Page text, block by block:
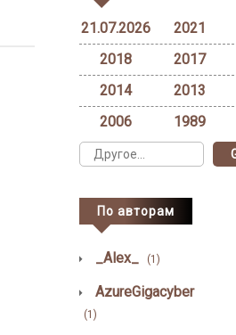
21.07.2026 2021
2018
2017
2014
2013
2006
1989
По авторам
_Alex_ (1)
AzureGigacyber
(1)